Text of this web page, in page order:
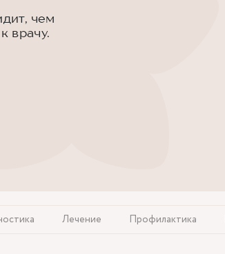
чем
врачу.
Лечение Профилактика